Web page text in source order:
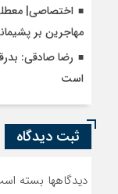
اختصاصی|
مهاجرین بر
رضا صادقی:
است
ثبت دیدگاه
دیدگاهها بسته